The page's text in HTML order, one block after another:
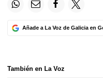
Añade a La Voz de Galicia en
También en La Voz